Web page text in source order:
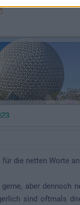
die netten Worte
aber dennoch
sind oftmals